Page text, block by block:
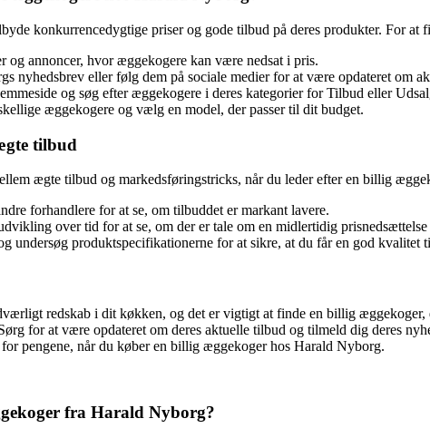
konkurrencedygtige priser og gode tilbud på deres produkter. For
og annoncer, hvor æggekogere kan være nedsat i pris.
nyhedsbrev eller følg dem på sociale medier for at være opdateret om
og søg efter æggekogere i deres kategorier for Tilbud eller
æggekogere og vælg en model, der passer til dit budget.
tilbud
ægte tilbud og markedsføringstricks, når du leder efter en billig
forhandlere for at se, om tilbuddet er markant lavere.
over tid for at se, om der er tale om en midlertidig
undersøg produktspecifikationerne for at sikre, at du får en god kvalitet
redskab i dit køkken, og det er vigtigt at finde en billig
for at være opdateret om deres aktuelle tilbud og tilmeld dig deres
pengene, når du køber en billig æggekoger hos Harald Nyborg.
fra Harald Nyborg?